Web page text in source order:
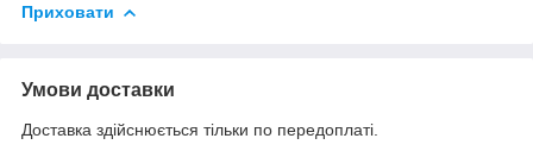
Приховати
Умови доставки
Доставка здійснюється тільки по передоплаті.